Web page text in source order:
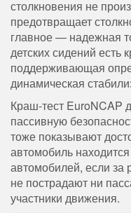
столкновения не
предотвращает
главное — надежная
детских сидений есть
поддерживающая
динамическая
Краш-тест EuroNCAP
пассивную
тоже показывают
автомобиль
автомобилей, если за
не пострадают ни
участники движения.